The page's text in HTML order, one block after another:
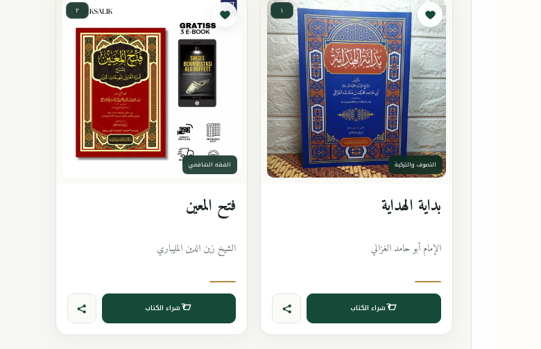
١
التصوف والتزكية
بداية الهداية
الإمام أبو حامد الغزالي
شراء الكتاب
٢
الفقه الشافعي
فتح المعين
الشيخ زين الدين المليباري
شراء الكتاب